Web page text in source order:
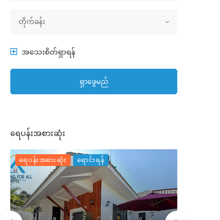
အိမ်အမျိုးအစား
တိုက်ခန်း
အသေးစိတ်ရှာရန်
ရှာဖွေမည်
ရေပန်းအစားဆုံး
ရေပန်းအစားဆုံး ရောင်းရန်